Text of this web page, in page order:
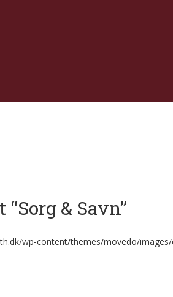
& Savn”
wp-content/themes/movedo/